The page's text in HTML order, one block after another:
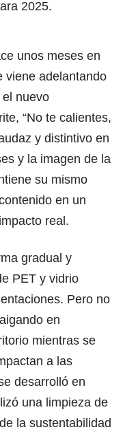
2025.
unos meses en
viene adelantando
nuevo
“No te calientes,
y distintivo en
y la imagen de la
su mismo
en un
real.
gradual y
PET y vidrio
Pero no
en
mientras se
a las
desarrolló en
una limpieza de
la sustentabilidad